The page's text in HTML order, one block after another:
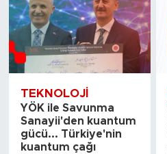
TEKNOLOJI
YÖK ile Savunma
Sanayii'den kuantum
gücü... Türkiye'nin
kuantum çağı